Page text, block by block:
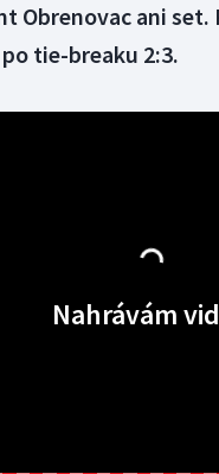
Obrenovac ani
tie-breaku 2:3.
Nahrávám